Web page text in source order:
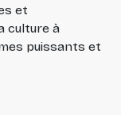
et
culture à
puissants et